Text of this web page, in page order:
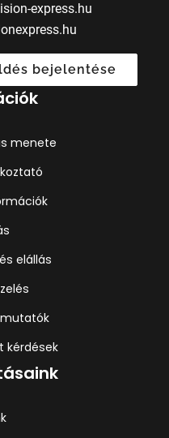
express.hu
bejelentése
menete
elállás
kérdések